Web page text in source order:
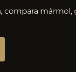
compara